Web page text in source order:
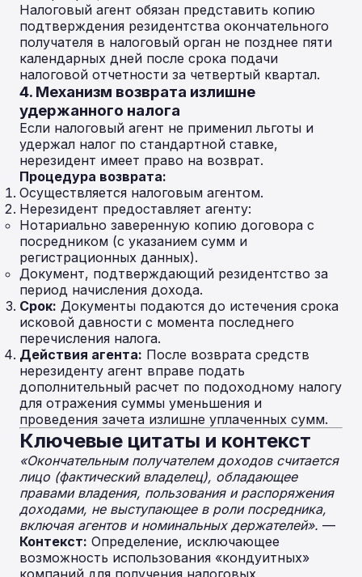
Налоговый агент обязан представить копию
подтверждения резидентства окончательного
получателя в налоговый орган не позднее пяти
календарных дней после срока подачи
налоговой отчетности за четвертый квартал.
4. Механизм возврата излишне
удержанного налога
Если налоговый агент не применил льготы и
удержал налог по стандартной ставке,
нерезидент имеет право на возврат.
Процедура возврата:
Осуществляется налоговым агентом.
Нерезидент предоставляет агенту:
Нотариально заверенную копию договора с
посредником (с указанием сумм и
регистрационных данных).
Документ, подтверждающий резидентство за
период начисления дохода.
Срок: Документы подаются до истечения срока
исковой давности с момента последнего
перечисления налога.
Действия агента: После возврата средств
нерезиденту агент вправе подать
дополнительный расчет по подоходному налогу
для отражения суммы уменьшения и
проведения зачета излишне уплаченных сумм.
Ключевые цитаты и контекст
«Окончательным получателем доходов считается
лицо (фактический владелец), обладающее
правами владения, пользования и распоряжения
доходами, не выступающее в роли посредника,
включая агентов и номинальных держателей». —
Контекст: Определение, исключающее
возможность использования «кондуитных»
компаний для получения налоговых